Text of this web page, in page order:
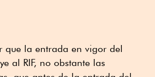
que la entrada en vigor del
al RIF, no obstante las